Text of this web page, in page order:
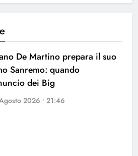
De Martino prepara il suo
Sanremo: quando
dei Big
2026 • 21:46